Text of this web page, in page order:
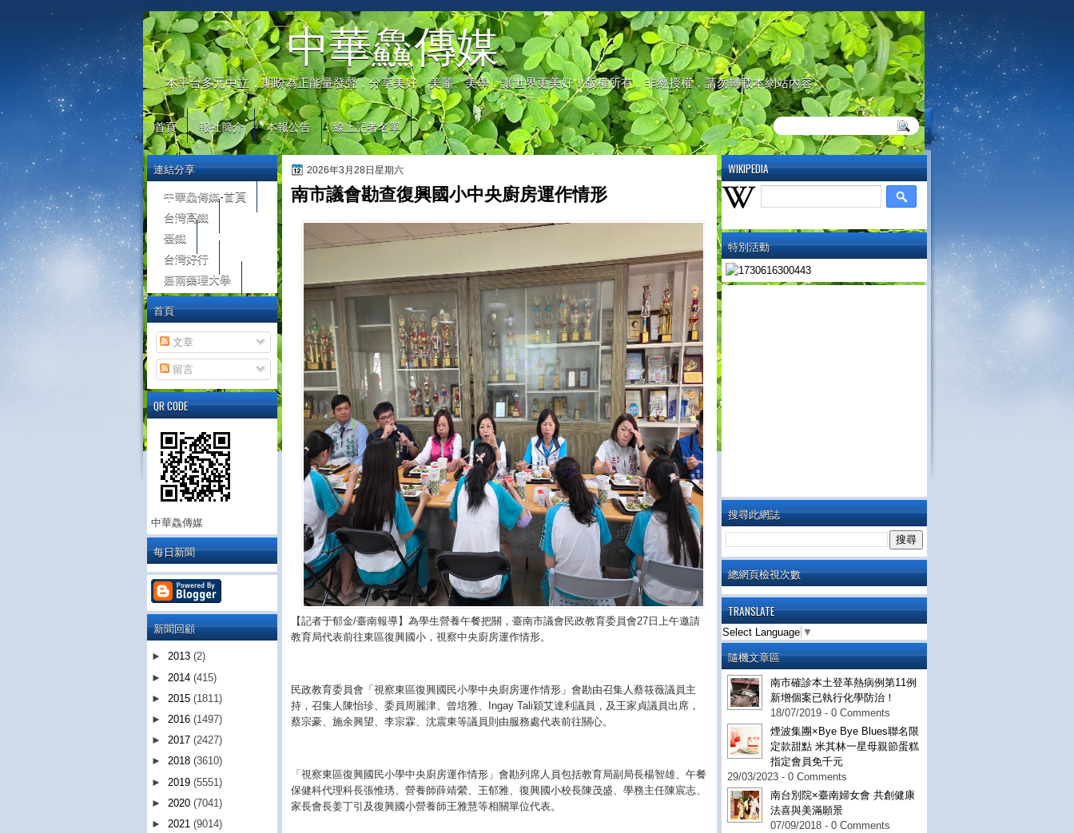
中華鱻傳媒
本平台多元中立，期盼為正能量發聲，分享美好、美麗、美學，讓世界更美好！版權所有，非經授權，請勿轉載本網站內容
首頁 報社簡介 本報公告 線上記者名單
WIKIPEDIA
特別活動
搜尋此網誌
總網頁檢視次數
TRANSLATE
Select Language ▼
隨機文章區
南市確診本土登革熱病例第11例
新增個案已執行化學防治！
18/07/2019 - 0 Comments
煙波集團×Bye Bye Blues聯名限
定款甜點 米其林一星母親節蛋糕
指定會員免千元
29/03/2023 - 0 Comments
南台別院×臺南婦女會 共創健康
法喜與美滿願景
07/09/2018 - 0 Comments
2026年3月28日星期六
南市議會勘查復興國小中央廚房運作情形
【記者于郁金/臺南報導】為學生營養午餐把關，臺南市議會民政教育委員會27日上午邀請
教育局代表前往東區復興國小，視察中央廚房運作情形。
民政教育委員會「視察東區復興國民小學中央廚房運作情形」會勘由召集人蔡筱薇議員主
持，召集人陳怡珍、委員周麗津、曾培雅、Ingay Tali穎艾達利議員，及王家貞議員出席，
蔡宗豪、施余興望、李宗霖、沈震東等議員則由服務處代表前往關心。
「視察東區復興國民小學中央廚房運作情形」會勘列席人員包括教育局副局長楊智雄、午餐
保健科代理科長張惟琇、營養師薛靖縈、王郁雅、復興國小校長陳茂盛、學務主任陳宸志、
家長會長姜丁引及復興國小營養師王雅慧等相關單位代表。
連結分享
中華鱻傳媒-首頁
台灣高鐵
臺鐵
台灣好行
嘉南藥理大學
首頁
文章
留言
QR CODE
中華鱻傳媒
每日新聞
新聞回顧
► 2013 (2)
► 2014 (415)
► 2015 (1811)
► 2016 (1497)
► 2017 (2427)
► 2018 (3610)
► 2019 (5551)
► 2020 (7041)
► 2021 (9014)